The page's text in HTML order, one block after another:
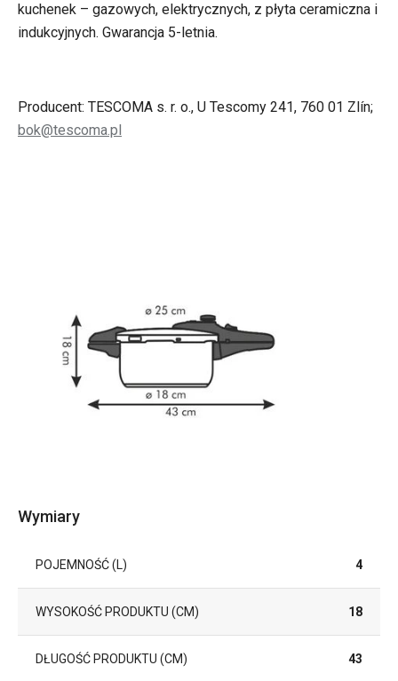
kuchenek – gazowych, elektrycznych, z płyta ceramiczna i
indukcyjnych. Gwarancja 5-letnia.
Producent: TESCOMA s. r. o., U Tescomy 241, 760 01 Zlín;
bok@tescoma.pl
Wymiary
POJEMNOŚĆ (L) 4
WYSOKOŚĆ PRODUKTU (CM) 18
DŁUGOŚĆ PRODUKTU (CM) 43